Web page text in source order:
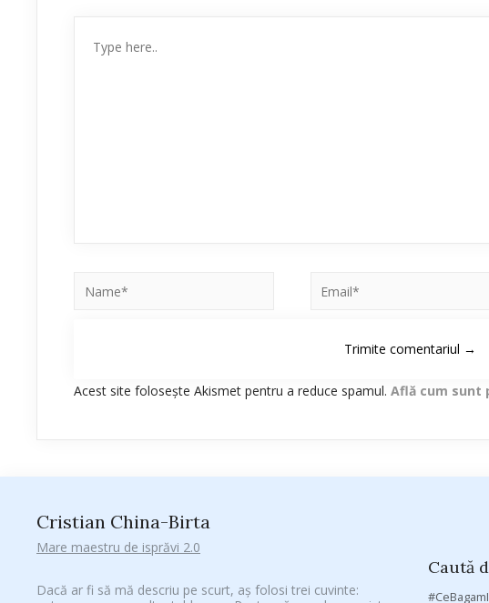
Acest site folosește Akismet pentru a reduce spamul. Află cum sunt
Cristian China-Birta
Mare maestru de isprăvi 2.0
Dacă ar fi să mă descriu pe scurt, aș folosi trei cuvinte:
Caută